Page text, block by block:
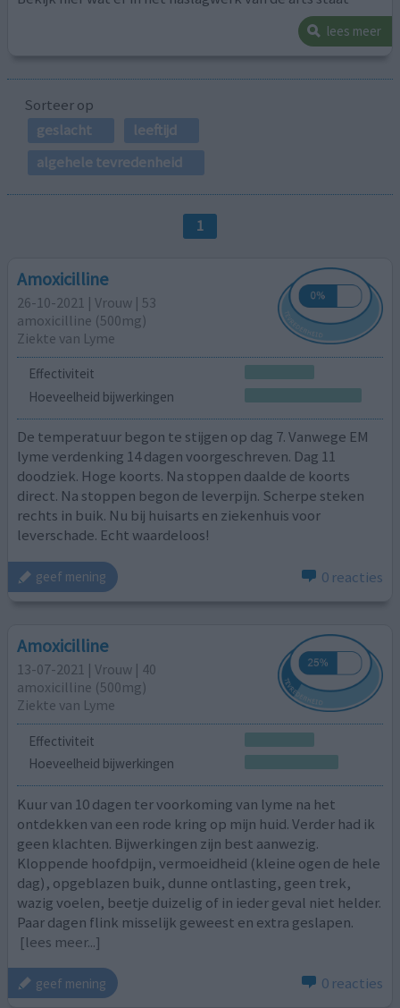
lees meer
Sorteer op
geslacht
leeftijd
algehele tevredenheid
1
Amoxicilline
26-10-2021 | Vrouw | 53
amoxicilline (500mg)
Ziekte van Lyme
Effectiviteit
Hoeveelheid bijwerkingen
De temperatuur begon te stijgen op dag 7. Vanwege EM
lyme verdenking 14 dagen voorgeschreven. Dag 11
doodziek. Hoge koorts. Na stoppen daalde de koorts
direct. Na stoppen begon de leverpijn. Scherpe steken
rechts in buik. Nu bij huisarts en ziekenhuis voor
leverschade. Echt waardeloos!
geef mening 0 reacties
Amoxicilline
13-07-2021 | Vrouw | 40
amoxicilline (500mg)
Ziekte van Lyme
Effectiviteit
Hoeveelheid bijwerkingen
Kuur van 10 dagen ter voorkoming van lyme na het
ontdekken van een rode kring op mijn huid. Verder had ik
geen klachten. Bijwerkingen zijn best aanwezig.
Kloppende hoofdpijn, vermoeidheid (kleine ogen de hele
dag), opgeblazen buik, dunne ontlasting, geen trek,
wazig voelen, beetje duizelig of in ieder geval niet helder.
Paar dagen flink misselijk geweest en extra geslapen.
[lees meer...]
geef mening 0 reacties